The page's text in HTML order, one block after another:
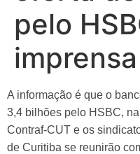
pelo
imprensa
A informação é que o
3,4 bilhões pelo HSBC,
Contraf-CUT e os
de Curitiba se reunirão